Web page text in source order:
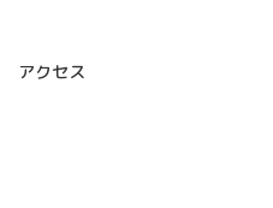
アクセス